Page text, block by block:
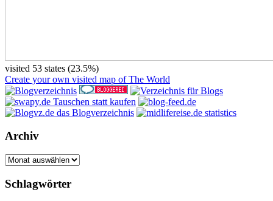
visited 53 states (23.5%)
Create your own visited map of The World
Archiv
Archiv
Schlagwörter